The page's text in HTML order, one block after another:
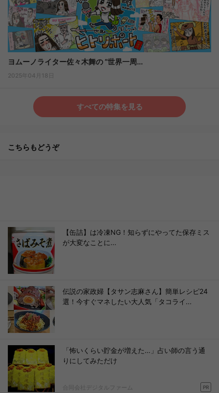
ヨムーノライター佐々木舞の “世界一周...
2025年04月18日
すべての特集を見る
こちらもどうぞ
【缶詰】は冷凍NG！知らずにやってた保存ミス
が大変なことに...
伝説の家政婦【タサン志麻さん】簡単レシピ24
選！今すぐマネしたい大人気「タコライ...
「怖いくらい貯金が増えた…」占い師の言う通
りにしてみただけ
合同会社デジタルファーム PR